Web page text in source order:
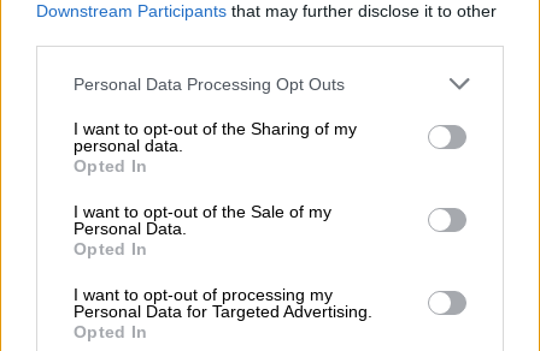
Downstream Participants that may further disclose it to other
Please note that this website/app uses one or more Google
not limited to your visit or usage behaviour. You may click to
grant or deny consent to Google and its third-party tags to
use your data for below specified purposes in below Google
consent section.
Personal Data Processing Opt Outs
I want to opt-out of the Sharing of my
personal data.
Opted In
I want to opt-out of the Sale of my
Personal Data.
Opted In
I want to opt-out of processing my
Personal Data for Targeted Advertising.
Opted In
Σύμφωνα με πληροφορίες της ΕΡΤ, το
πόρισμα είναι στηντελική ευθεία,μετά και
την δειγματοληψία που ζήτησε ο
ελαίων σιλικόνης από τα συντρίμμια του
δυστυχήματος που φυλάσσονται στις
εγκαταστάσεις τουΟΣΕστο Κουλούρι. Τα
έλαια θα εξεταστούν περαιτέρω, με τη
δυνατότητα παρακολούθησης των
αναλύσεων και από τεχνικούς συμβούλους
των οικογενειών (σε περίπτωση που το